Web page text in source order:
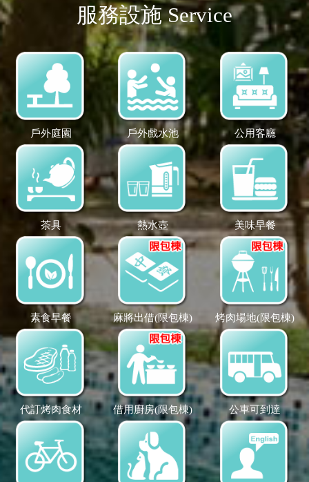
服務設施 Service
戶外庭園 戶外戲水池 公用客廳
茶具 熱水壺 美味早餐
素食早餐 麻將出借(限包棟) 烤肉場地(限包棟)
代訂烤肉食材 借用廚房(限包棟) 公車可到達